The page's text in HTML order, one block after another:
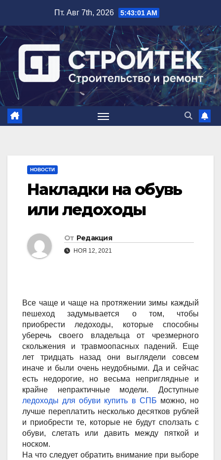
содержимому
Пт. Авг 7th, 2026 5:43:02 AM
НОВОСТИ
Накладки на обувь
или ледоходы
От Редакция
НОЯ 12, 2021
Все чаще и чаще на протяжении зимы каждый
пешеход задумывается о том, чтобы
приобрести ледоходы, которые способны
уберечь своего владельца от чрезмерного
скольжения и травмоопасных падений. Еще
лет тридцать назад они выглядели совсем
иначе и были очень неудобными. Да и сейчас
есть недорогие, но весьма неприглядные и
крайне непрактичные модели. Доступные
ледоходы для обуви купить в СПБ можно, но
лучше переплатить несколько десятков рублей
и приобрести те, которые не будут сползать с
обуви, слетать или давить между пяткой и
носком.
На что следует обратить внимание при выборе